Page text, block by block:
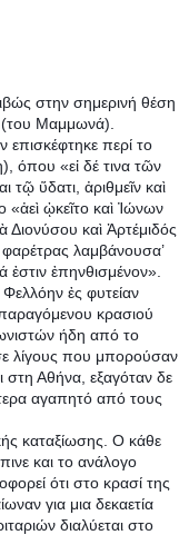
στην σημερινή θέση
Μαμμωνά).
επισκέφτηκε περί το
«εἰ δέ τινα τῶν
τῷ ὕδατι, ἀριθμεῖν καὶ
«ἀεὶ ᾠκεῖτο καὶ Ἰώνων
Διονύσου καὶ Ἀρτέμιδός
φαρέτρας λαμβάνουσα’
ἐπηνθισμένον».
ἐς φυτείαν
κρασιού
ήδη από το
λίγους που μπορούσαν
στη Αθήνα, εξαγόταν δε
αγαπητό από τους
καταξίωσης. Ο κάθε
και το ανάλογο
ότι στο κρασί της
για μια δεκαετία
διαλύεται στο